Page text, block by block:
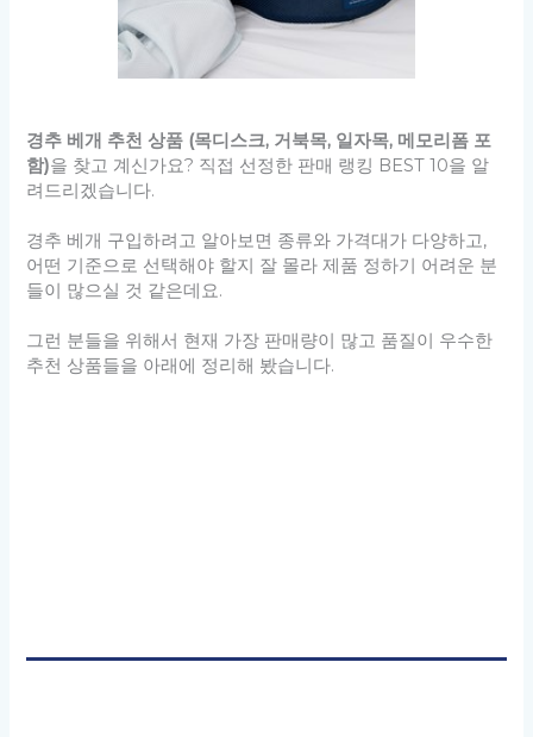
경추 베개 추천 상품 (목디스크, 거북목, 일자목, 메모리폼 포
함)을 찾고 계신가요? 직접 선정한 판매 랭킹 BEST 10을 알
려드리겠습니다.
경추 베개 구입하려고 알아보면 종류와 가격대가 다양하고,
어떤 기준으로 선택해야 할지 잘 몰라 제품 정하기 어려운 분
들이 많으실 것 같은데요.
그런 분들을 위해서 현재 가장 판매량이 많고 품질이 우수한
추천 상품들을 아래에 정리해 봤습니다.